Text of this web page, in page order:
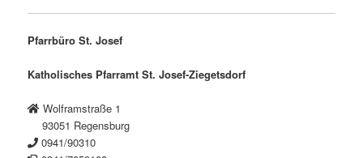
Pfarrbüro St. Josef
Katholisches Pfarramt St. Josef-Ziegetsdorf
Wolframstraße 1
93051 Regensburg
0941/90310